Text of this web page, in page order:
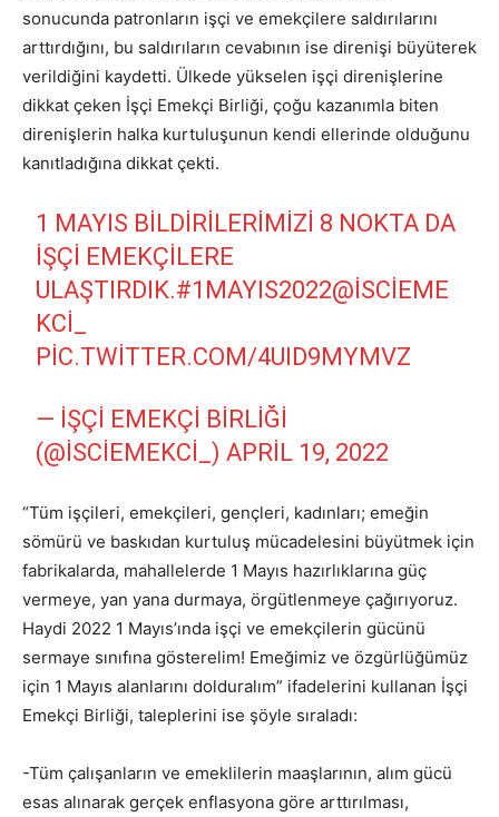
sonucunda patronların işçi ve emekçilere saldırılarını
arttırdığını, bu saldırıların cevabının ise direnişi büyüterek
verildiğini kaydetti. Ülkede yükselen işçi direnişlerine
dikkat çeken İşçi Emekçi Birliği, çoğu kazanımla biten
direnişlerin halka kurtuluşunun kendi ellerinde olduğunu
kanıtladığına dikkat çekti.
1 MAYIS BILDIRILERIMIZI 8 NOKTA DA
IŞÇI EMEKÇILERE
ULAŞTIRDIK.#1MAYIS2022@ISCIEME
KCI_
PIC.TWITTER.COM/4UID9MYMVZ
— İŞÇI EMEKÇI BIRLIĞI
(@ISCIEMEKCI_)APRIL 19, 2022
“Tüm işçileri, emekçileri, gençleri, kadınları; emeğin
sömürü ve baskıdan kurtuluş mücadelesini büyütmek için
fabrikalarda, mahallelerde 1 Mayıs hazırlıklarına güç
vermeye, yan yana durmaya, örgütlenmeye çağırıyoruz.
Haydi 2022 1 Mayıs’ında işçi ve emekçilerin gücünü
sermaye sınıfına gösterelim! Emeğimiz ve özgürlüğümüz
için 1 Mayıs alanlarını dolduralım” ifadelerini kullanan İşçi
Emekçi Birliği, taleplerini ise şöyle sıraladı:
-Tüm çalışanların ve emeklilerin maaşlarının, alım gücü
esas alınarak gerçek enflasyona göre arttırılması,